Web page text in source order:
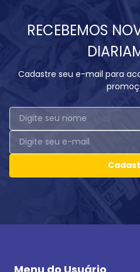
RECEBEMOS
Cadastre seu e-mail para